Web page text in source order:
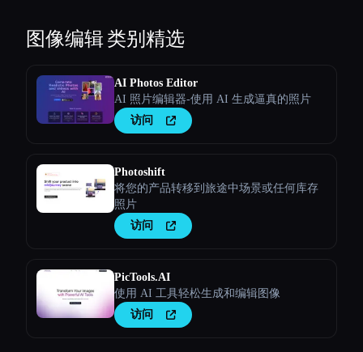
图像编辑类别精选
AI Photos Editor
AI 照片编辑器-使用 AI 生成逼真的照片
访问
Photoshift
将您的产品转移到旅途中场景或任何库存
照片
访问
PicTools.AI
使用 AI 工具轻松生成和编辑图像
访问